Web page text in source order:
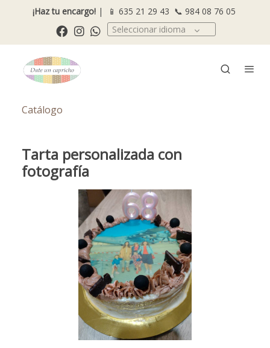
¡Haz tu encargo!| 📱 635 21 29 43 📞 984 08 76 05
Seleccionar idioma
Catálogo
Tarta personalizada con
fotografía